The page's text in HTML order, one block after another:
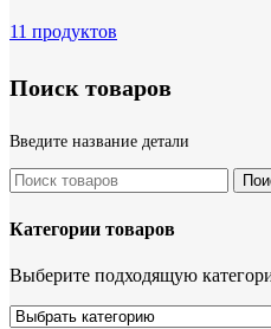
11 продуктов
Поиск товаров
Введите название детали
Категории товаров
Выберите подходящую